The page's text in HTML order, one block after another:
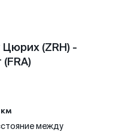
(ZRH) -
между